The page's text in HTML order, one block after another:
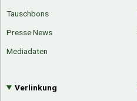
Tauschbons
Presse News
Mediadaten
Verlinkung